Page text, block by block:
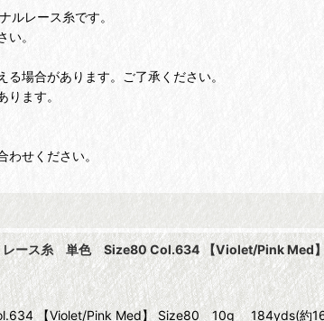
ルレース糸です。
。
場合があります。ご了承ください。
ます。
せください。
レース糸 単色 Size80 Col.634 【Violet/Pink Med
【Violet/Pink Med】 Size80 10g 184yds(約